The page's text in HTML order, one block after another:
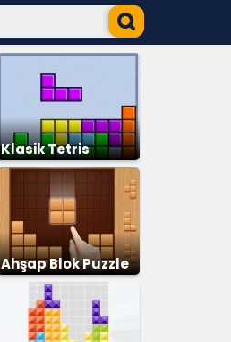
Klasik Tetris
Ahşap Blok Puzzle